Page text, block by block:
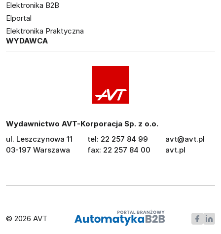
Elektronika B2B
Elportal
Elektronika Praktyczna
WYDAWCA
Wydawnictwo AVT-Korporacja Sp. z o.o.
ul. Leszczynowa 11
03-197 Warszawa
tel: 22 257 84 99
fax: 22 257 84 00
avt@avt.pl
avt.pl
© 2026 AVT